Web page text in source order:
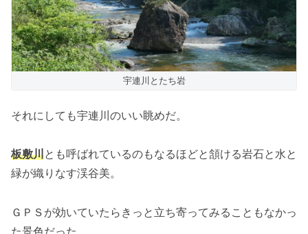
宇連川とたち岩
それにしても宇連川のいい眺めだ。
板敷川とも呼ばれているのもなるほどと頷ける岩石と水と
緑が織りなす渓谷美。
ＧＰＳが効いていたらきっと立ち寄ってみることもなかっ